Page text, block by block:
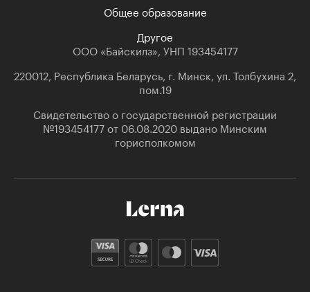
Общее образование
Другое
ООО «Байскилз», УНП 193454177
220012, Республика Беларусь, г. Минск, ул. Толбухина 2,
пом.19
Свидетельство о государственной регистрации
№193454177 от 06.08.2020 выдано Минским
горисполкомом